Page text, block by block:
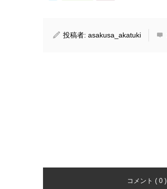
投稿者:asakusa_akatuki
コメント ( 0 )